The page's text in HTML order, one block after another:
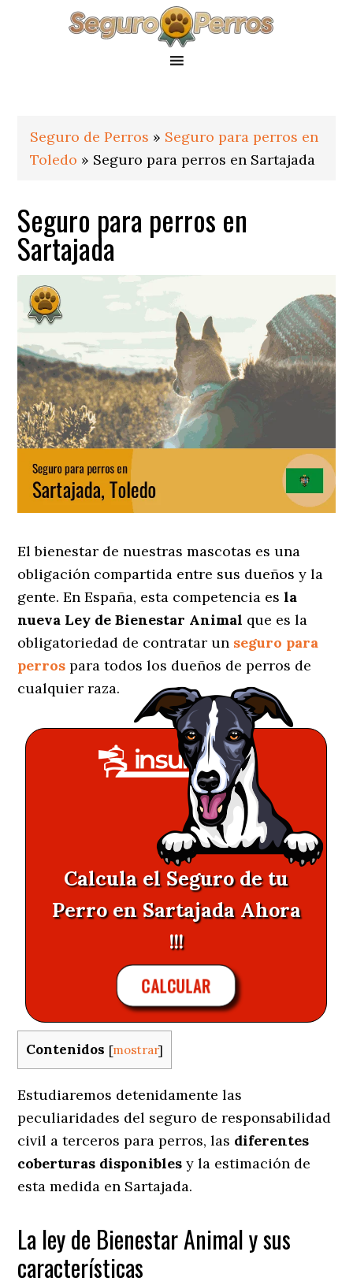
Seguro de Perros » Seguro para perros en
Toledo » Seguro para perros en Sartajada
Seguro para perros en
Sartajada
El bienestar de nuestras mascotas es una
obligación compartida entre sus dueños y la
gente. En España, esta competencia esla
nueva Ley de Bienestar Animal que es la
obligatoriedad de contratar un seguro para
perros para todos los dueños de perros de
cualquier raza.
Calcula el Seguro de tu
Perro en Sartajada Ahora
!!!
CALCULAR
Contenidos [mostrar]
Estudiaremos detenidamente las
peculiaridades del seguro de responsabilidad
civil a terceros para perros, las diferentes
coberturas disponibles y la estimación de
esta medida en Sartajada.
La ley de Bienestar Animal y sus
características